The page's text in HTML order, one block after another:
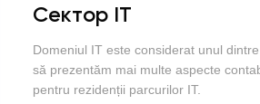
Сектор IT
Domeniul IT este considerat unul
să prezentăm mai multe aspecte
pentru rezidenții parcurilor IT.